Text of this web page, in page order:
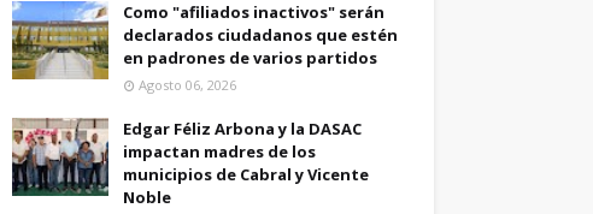
Como "afiliados inactivos" serán
declarados ciudadanos que estén
en padrones de varios partidos
Agosto 06, 2026
Edgar Féliz Arbona y la DASAC
impactan madres de los
municipios de Cabral y Vicente
Noble